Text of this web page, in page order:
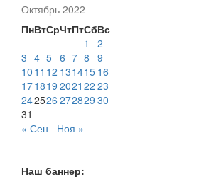
Октябрь 2022
ПнВтСрЧтПтСбВс
1
2
3 4 5 6 7 8 9
10 11 12 131415 16
171819 2021 22 23
242526 272829 30
31
« Сен
Ноя »
Наш баннер: